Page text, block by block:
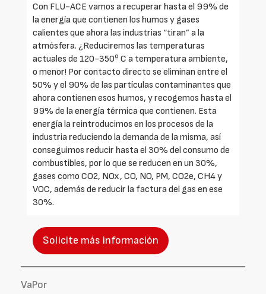
Con FLU-ACE vamos a recuperar hasta el 99% de
la energía que contienen los humos y gases
calientes que ahora las industrias “tiran” a la
atmósfera. ¿Reduciremos las temperaturas
actuales de 120-350º C a temperatura ambiente,
o menor! Por contacto directo se eliminan entre el
50% y el 90% de las partículas contaminantes que
ahora contienen esos humos, y recogemos hasta el
99% de la energía térmica que contienen. Esta
energía la reintroducimos en los procesos de la
industria reduciendo la demanda de la misma, así
conseguimos reducir hasta el 30% del consumo de
combustibles, por lo que se reducen en un 30%,
gases como CO2, NOx, CO, NO, PM, CO2e, CH4 y
VOC, además de reducir la factura del gas en ese
30%.
Solicite más información
VaPor